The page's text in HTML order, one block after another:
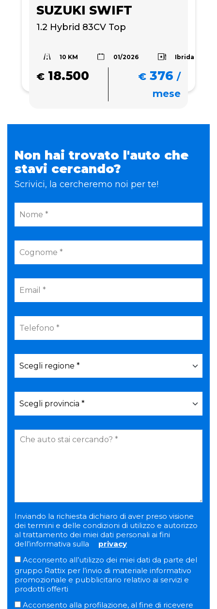
SUZUKI SWIFT
1.2 Hybrid 83CV Top
10 KM 01/2026 Ibrida
€ 18.500 € 376 /
mese
Non hai trovato l'auto che
stavi cercando?
Scrivici, la cercheremo noi per te!
Inviando la richiesta dichiaro di aver preso visione
dei termini e delle condizioni di utilizzo e autorizzo
al trattamento dei miei dati personali ai fini
dell’informativa sulla
privacy
Acconsento all’utilizzo dei miei dati da parte del
gruppo Rattix per l’invio di materiale informativo
promozionale e pubblicitario relativo ai servizi e
prodotti offerti
Acconsento alla profilazione, al fine di ricevere